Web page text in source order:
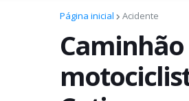
Página inicial Acidente